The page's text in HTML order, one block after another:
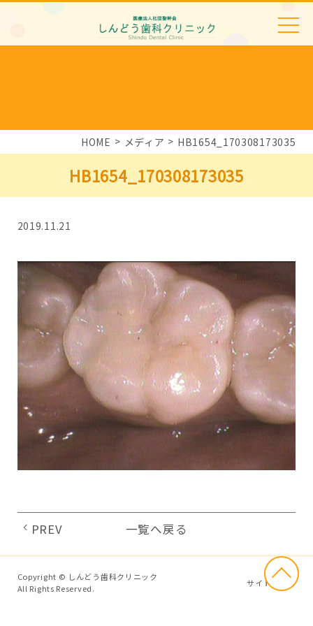
HOME メディア HB1654_170308173035
HB1654_170308173035
2019.11.21
PREV 一覧へ戻る
Copyright © しんどう歯科クリニック
All Rights Reserved.
サイトマップ